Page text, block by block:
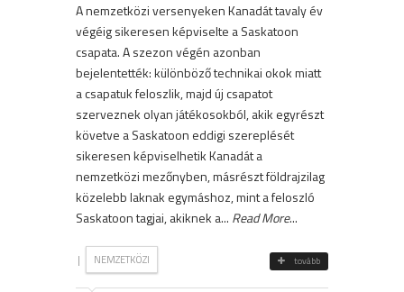
A nemzetközi versenyeken Kanadát tavaly év
végéig sikeresen képviselte a Saskatoon
csapata. A szezon végén azonban
bejelentették: különböző technikai okok miatt
a csapatuk feloszlik, majd új csapatot
szerveznek olyan játékosokból, akik egyrészt
követve a Saskatoon eddigi szereplését
sikeresen képviselhetik Kanadát a
nemzetközi mezőnyben, másrészt földrajzilag
közelebb laknak egymáshoz, mint a feloszló
Saskatoon tagjai, akiknek a... Read More...
| NEMZETKÖZI tovább